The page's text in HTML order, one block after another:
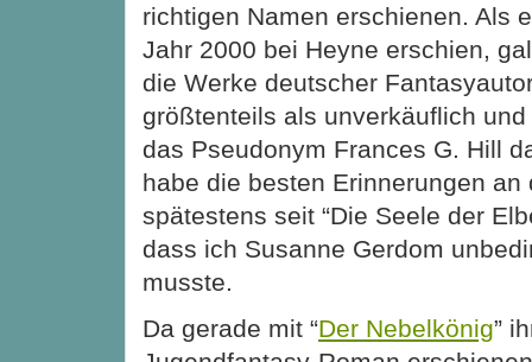
richtigen Namen erschienen. Als
Jahr 2000 bei Heyne erschien,
die Werke deutscher
größtenteils als unverkäuflich
das Pseudonym Frances G. Hill
habe die besten Erinnerungen an
spätestens seit “Die Seele der
dass ich Susanne Gerdom
musste.
Da gerade mit “Der Nebelkönig”